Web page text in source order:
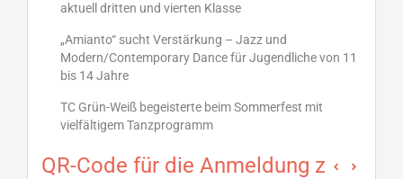
aktuell dritten und vierten Klasse
„Amianto“ sucht Verstärkung – Jazz und
Modern/Contemporary Dance für Jugendliche von 11
bis 14 Jahre
TC Grün-Weiß begeisterte beim Sommerfest mit
vielfältigem Tanzprogramm
QR-Code für die Anmeldung zum